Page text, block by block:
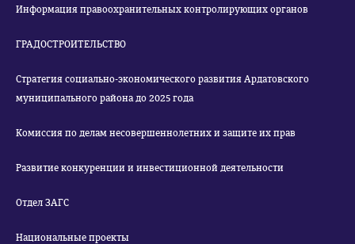
Информация правоохранительных контролирующих органов
ГРАДОСТРОИТЕЛЬСТВО
Стратегия социально-экономического развития Ардатовского
муниципального района до 2025 года
Комиссия по делам несовершеннолетних и защите их прав
Развитие конкуренции и инвестиционной деятельности
Отдел ЗАГС
Национальные проекты